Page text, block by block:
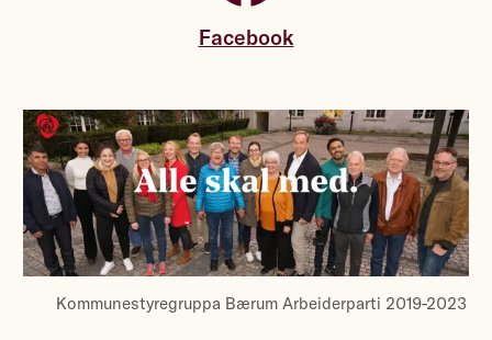
Facebook
Kommunestyregruppa Bærum Arbeiderparti 2019-2023